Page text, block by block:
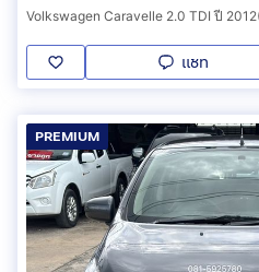
Volkswagen Caravelle 2.0 TDI ปี
แชท
PREMIUM